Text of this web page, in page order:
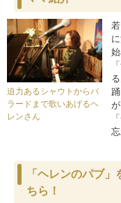
迫力あるシャウトからバ
ラードまで歌いあげるヘ
レンさん
始
「ヘレンのパブ
ちら！